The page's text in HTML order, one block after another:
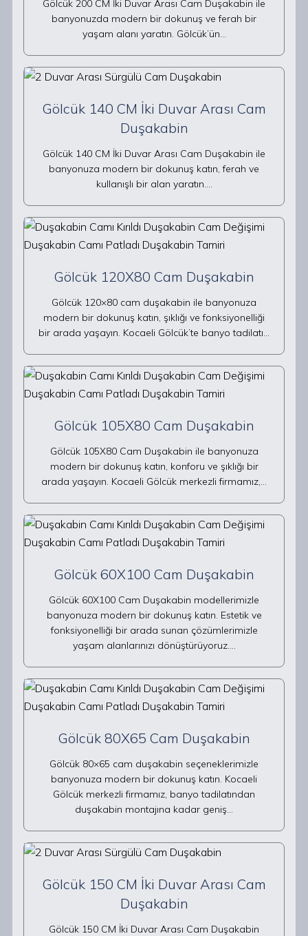
Gölcük 200 CM İki Duvar Arası Cam Duşakabin ile
banyonuzda modern bir dokunuş ve ferah bir
yaşam alanı yaratın. Gölcük’ün…
Gölcük 140 CM İki Duvar Arası Cam
Duşakabin
Gölcük 140 CM İki Duvar Arası Cam Duşakabin ile
banyonuza modern bir dokunuş katın, ferah ve
kullanışlı bir alan yaratın.…
Gölcük 120X80 Cam Duşakabin
Gölcük 120×80 cam duşakabin ile banyonuza
modern bir dokunuş katın, şıklığı ve fonksiyonelliği
bir arada yaşayın. Kocaeli Gölcük’te banyo tadilatı…
Gölcük 105X80 Cam Duşakabin
Gölcük 105X80 Cam Duşakabin ile banyonuza
modern bir dokunuş katın, konforu ve şıklığı bir
arada yaşayın. Kocaeli Gölcük merkezli firmamız,…
Gölcük 60X100 Cam Duşakabin
Gölcük 60X100 Cam Duşakabin modellerimizle
banyonuza modern bir dokunuş katın. Estetik ve
fonksiyonelliği bir arada sunan çözümlerimizle
yaşam alanlarınızı dönüştürüyoruz.…
Gölcük 80X65 Cam Duşakabin
Gölcük 80×65 cam duşakabin seçeneklerimizle
banyonuza modern bir dokunuş katın. Kocaeli
Gölcük merkezli firmamız, banyo tadilatından
duşakabin montajına kadar geniş…
Gölcük 150 CM İki Duvar Arası Cam
Duşakabin
Gölcük 150 CM İki Duvar Arası Cam Duşakabin